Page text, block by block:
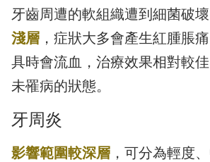
牙齒周遭的軟組織遭到細菌破壞
淺層 ，症狀大多會產生紅腫脹
具時會流血，治療效果相對較
未罹病的狀態。
牙周炎
影響範圍較深層 ，可分為輕度